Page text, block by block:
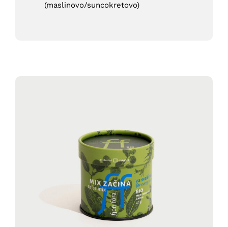
(maslinovo/suncokretovo)